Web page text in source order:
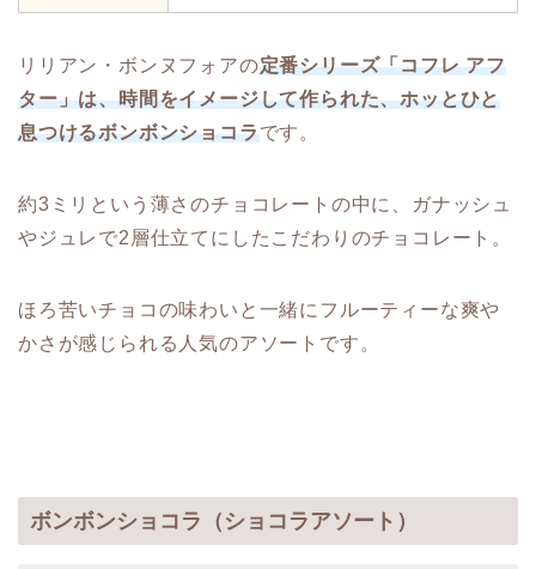
リリアン・ボンヌフォアの定番シリーズ「コフレ アフ
ター」は、時間をイメージして作られた、ホッとひと
息つけるボンボンショコラです。
約3ミリという薄さのチョコレートの中に、ガナッシュ
やジュレで2層仕立てにしたこだわりのチョコレート。
ほろ苦いチョコの味わいと一緒にフルーティーな爽や
かさが感じられる人気のアソートです。
ボンボンショコラ（ショコラアソート）